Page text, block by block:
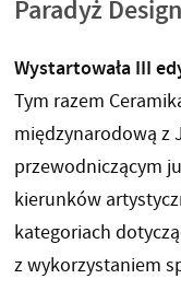
Paradyż
Wystartowała III
Tym razem
międzynarodową z
przewodniczącym
kierunków
kategoriach
z wykorzystaniem